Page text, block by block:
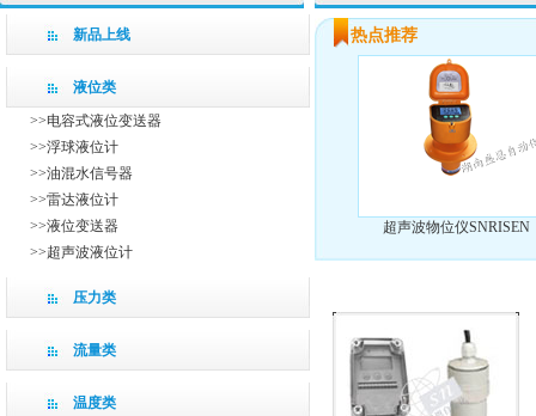
新品上线
液位类
>>电容式液位变送器
>>浮球液位计
>>油混水信号器
>>雷达液位计
>>液位变送器
>>超声波液位计
压力类
流量类
温度类
热点推荐
超声波物位仪SNRISEN